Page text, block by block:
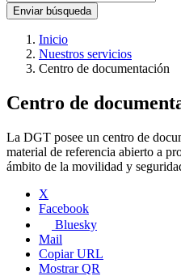
Enviar búsqueda
Inicio
Nuestros servicios
Centro de documentación
Centro de
La DGT posee un centro de
material de referencia abierto a
ámbito de la movilidad y
X
Facebook
Bluesky
Mail
Copiar URL
Mostrar QR